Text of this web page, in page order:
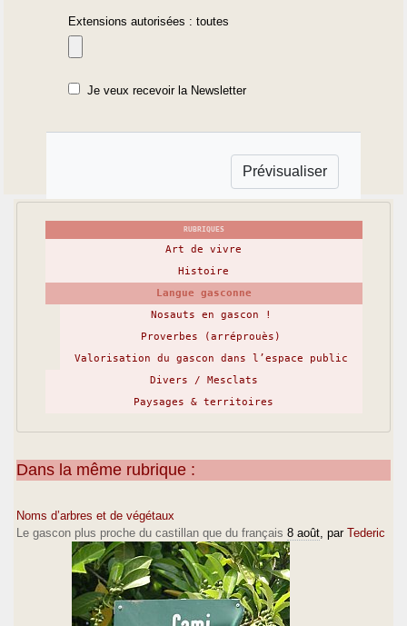
Extensions autorisées : toutes
Je veux recevoir la Newsletter
RUBRIQUES
Art de vivre
Histoire
Langue gasconne
Nosauts en gascon !
Proverbes (arréprouès)
Valorisation du gascon dans l’espace public
Divers / Mesclats
Paysages & territoires
Dans la même rubrique :
Noms d’arbres et de végétaux
Le gascon plus proche du castillan que du français 8 août , par Tederic